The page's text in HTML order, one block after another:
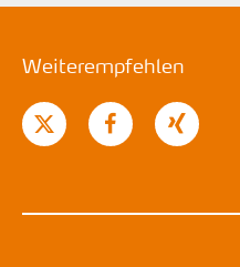
Weiterempfehlen